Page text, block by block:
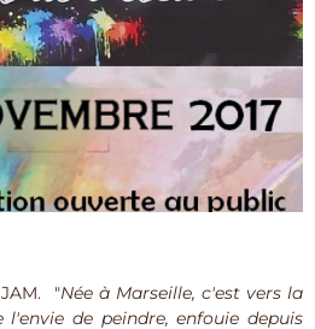
"Née à Marseille, c'est vers la
l'envie de peindre, enfouie depuis